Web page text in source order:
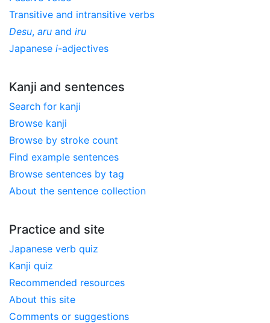
Transitive and intransitive verbs
Desu, aru and iru
Japanese i-adjectives
Kanji and sentences
Search for kanji
Browse kanji
Browse by stroke count
Find example sentences
Browse sentences by tag
About the sentence collection
Practice and site
Japanese verb quiz
Kanji quiz
Recommended resources
About this site
Comments or suggestions